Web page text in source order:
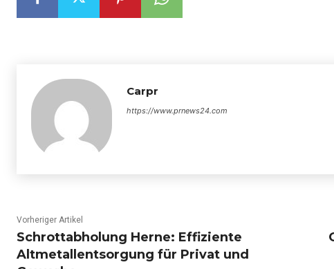
Carpr
https://www.prnews24.com
Vorheriger Artikel
Schrottabholung Herne: Effiziente
Altmetallentsorgung für Privat und